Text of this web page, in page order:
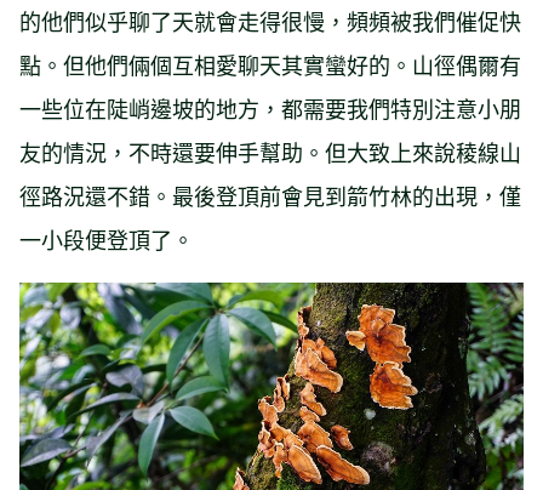
的他們似乎聊了天就會走得很慢，頻頻被我們催促快
點。但他們倆個互相愛聊天其實蠻好的。山徑偶爾有
一些位在陡峭邊坡的地方，都需要我們特別注意小朋
友的情況，不時還要伸手幫助。但大致上來說稜線山
徑路況還不錯。最後登頂前會見到箭竹林的出現，僅
一小段便登頂了。